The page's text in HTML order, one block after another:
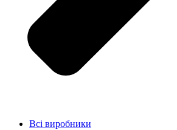
Всі виробники